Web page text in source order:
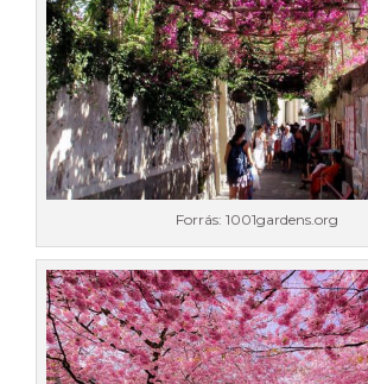
Forrás: 1001gardens.org